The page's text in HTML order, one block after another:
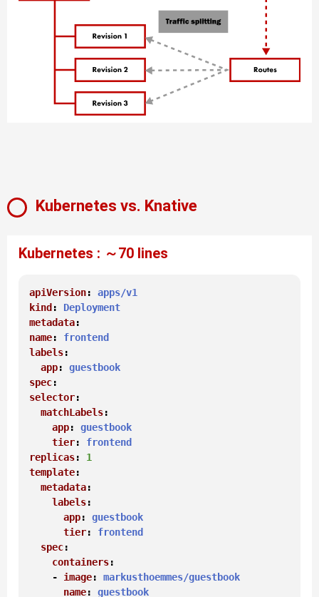
Kubernetes vs. Knative
Kubernetes : ～70 lines
apiVersion: apps/v1
kind : Deployment
metadata
name: frontend
labels:
app: guestbook
spec
selector:
matchLabels:
app: guestbook
tier: frontend
replicas: 1
template:
metadata:
labels:
app: guestbook
tier: frontend
spec:
containers:
    -
image: markusthoemmes/guestbook
name: guestbook